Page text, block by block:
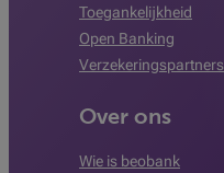
Toegankelijkheid
Open Banking
Verzekeringspartners
Over ons
Wie is beobank